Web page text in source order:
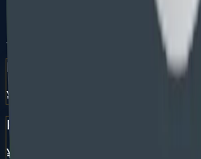
人民币价格按 1 美元 = 7.1 元换算
Patentability Search (prior art +
¥2,100 – ¥3,500
Provisional Application (12-
¥4,200 – ¥6,400